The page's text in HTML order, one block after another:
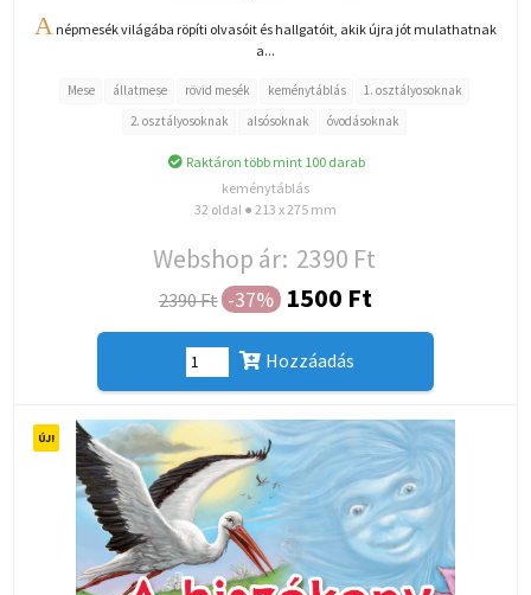
A népmesék világába röpíti olvasóit és hallgatóit, akik újra jót mulathatnak
a...
Mese állatmese rövid mesék keménytáblás
1. osztályosoknak
2. osztályosoknak
alsósoknak óvodásoknak
Raktáron több mint 100 darab
keménytáblás
32 oldal ● 213 x 275 mm
Webshop ár: 2390 Ft
2390 Ft -37% 1500 Ft
Hozzáadás